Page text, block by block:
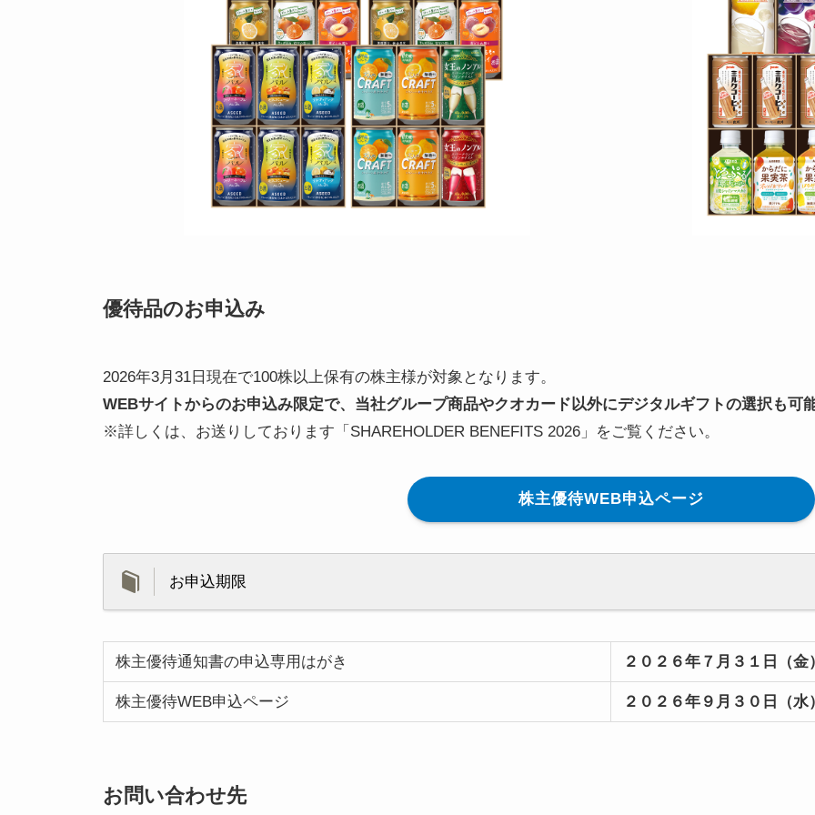
優待品のお申込み
2026年3月31日現在で100株以上保有の株主様が対象となります。
WEBサイトからのお申込み限定で、当社グループ商品やクオカード以外にデジタルギフトの選択も可
※詳しくは、お送りしております「SHAREHOLDER BENEFITS 2026」をご覧ください。
株主優待WEB申込ページ
お申込期限
株主優待通知書の申込専用はがき ２０２６年７月３１日（金
株主優待WEB申込ページ ２０２６年９月３０日（水
お問い合わせ先